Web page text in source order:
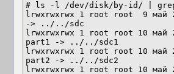
# ls -l /dev/disk/by-id/ |
lrwxrwxrwx 1 root root  9 май
-> ../../sdc
lrwxrwxrwx 1 root root 10 май
part1 -> ../../sdc1
lrwxrwxrwx 1 root root 10 май
part2 -> ../../sdc2
lrwxrwxrwx 1 root root 10 май